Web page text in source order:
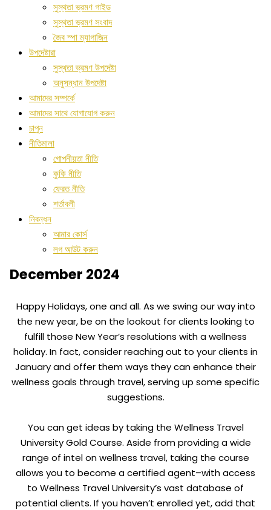
সুস্থতা ভ্রমণ গাইড
সুস্থতা ভ্রমণ সংবাদ
জৈব স্পা ম্যাগাজিন
উপদেষ্টারা
সুস্থতা ভ্রমণ উপদেষ্টা
অনুসন্ধান উপদেষ্টা
আমাদের সম্পর্কে
আমাদের সাথে যোগাযোগ করুন
চাপুন
নীতিমালা
গোপনীয়তা নীতি
কুকি নীতি
ফেরত নীতি
শর্তাবলী
নিবন্ধন
আমার কোর্স
লগ আউট করুন
December 2024
Happy Holidays, one and all. As we swing our way into
the new year, be on the lookout for clients looking to
fulfill those New Year’s resolutions with a wellness
holiday. In fact, consider reaching out to your clients in
January and offer them ways they can enhance their
wellness goals through travel, serving up some specific
suggestions.
You can get ideas by taking the Wellness Travel
University Gold Course. Aside from providing a wide
range of intel on wellness travel, taking the course
allows you to become a certified agent–with access
to Wellness Travel University’s vast database of
potential clients. If you haven’t enrolled yet, add that